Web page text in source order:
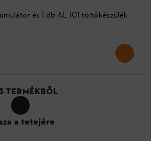
és 1 db AL 101 töltőkészülék
TERMÉKBŐL
a tetejére